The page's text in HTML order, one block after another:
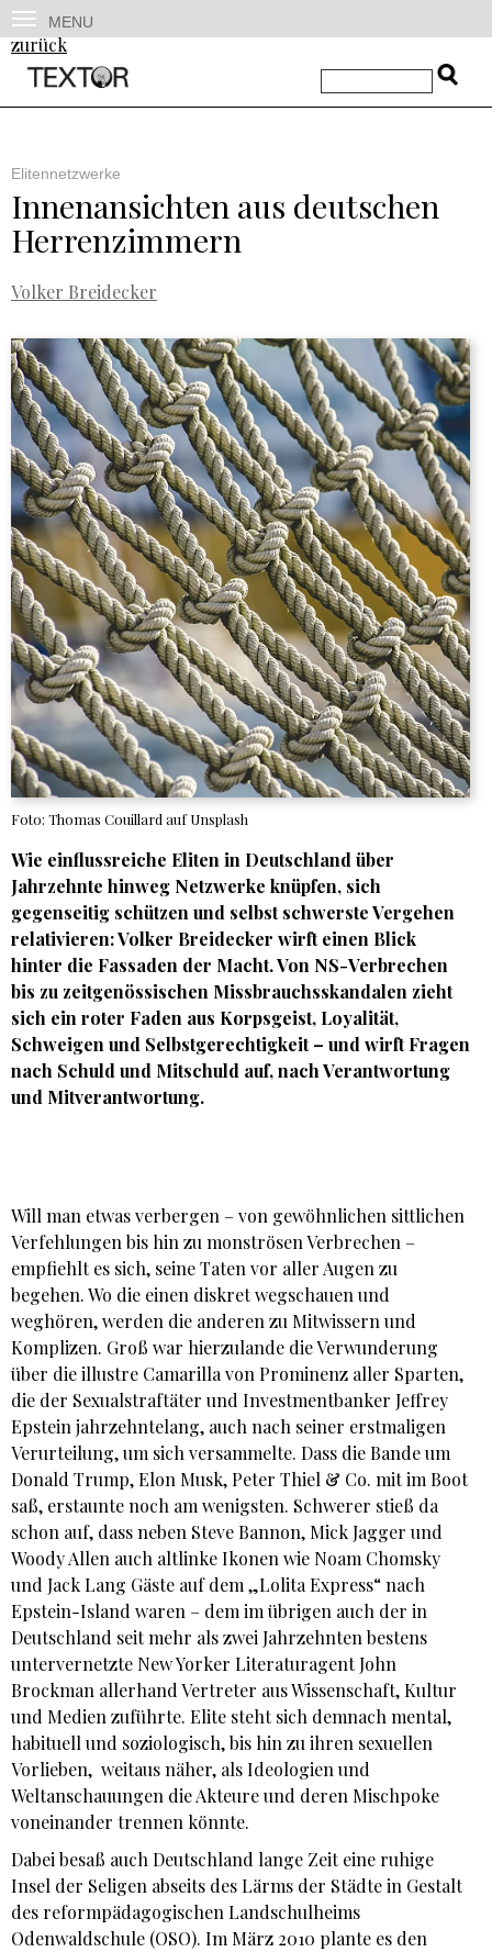
MENU
zurück
Elitennetzwerke
Innenansichten aus deutschen
Herrenzimmern
Volker Breidecker
Foto: Thomas Couillard auf Unsplash
Wie einflussreiche Eliten in Deutschland über
Jahrzehnte hinweg Netzwerke knüpfen, sich
gegenseitig schützen und selbst schwerste Vergehen
relativieren:Volker Breidecker wirft einen Blick
hinter die Fassaden der Macht. Von NS-Verbrechen
bis zu zeitgenössischen Missbrauchsskandalen zieht
sich ein roter Faden aus Korpsgeist, Loyalität,
Schweigen und Selbstgerechtigkeit – und wirft Fragen
nach Schuld und Mitschuld auf, nach Verantwortung
und Mitverantwortung.
Will man etwas verbergen – von gewöhnlichen sittlichen
Verfehlungen bis hin zu monströsen Verbrechen –
empfiehlt es sich, seine Taten vor aller Augen zu
begehen. Wo die einen diskret wegschauen und
weghören, werden die anderen zu Mitwissern und
Komplizen. Groß war hierzulande die Verwunderung
über die illustre Camarilla von Prominenz aller Sparten,
die der Sexualstraftäter und Investmentbanker Jeffrey
Epstein jahrzehntelang, auch nach seiner erstmaligen
Verurteilung, um sich versammelte. Dass die Bande um
Donald Trump, Elon Musk, Peter Thiel & Co. mit im Boot
saß, erstaunte noch am wenigsten. Schwerer stieß da
schon auf, dass neben Steve Bannon, Mick Jagger und
Woody Allen auch altlinke Ikonen wie Noam Chomsky
und Jack Lang Gäste auf dem „Lolita Express“ nach
Epstein-Island waren – dem im übrigen auch der in
Deutschland seit mehr als zwei Jahrzehnten bestens
untervernetzte New Yorker Literaturagent John
Brockman allerhand Vertreter aus Wissenschaft, Kultur
und Medien zuführte. Elite steht sich demnach mental,
habituell und soziologisch, bis hin zu ihren sexuellen
Vorlieben, weitaus näher, als Ideologien und
Weltanschauungen die Akteure und deren Mischpoke
voneinander trennen könnte.
Dabei besaß auch Deutschland lange Zeit eine ruhige
Insel der Seligen abseits des Lärms der Städte in Gestalt
des reformpädagogischen Landschulheims
Odenwaldschule (OSO). Im März 2010 plante es den